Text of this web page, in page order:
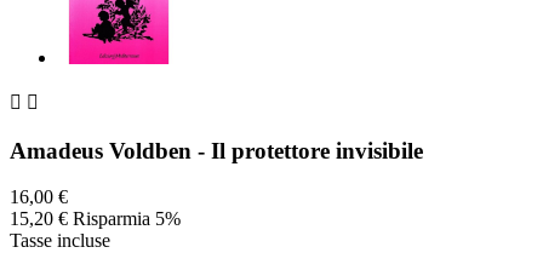
 
Amadeus Voldben - Il protettore invisibile
16,00 €
15,20 € Risparmia 5%
Tasse incluse